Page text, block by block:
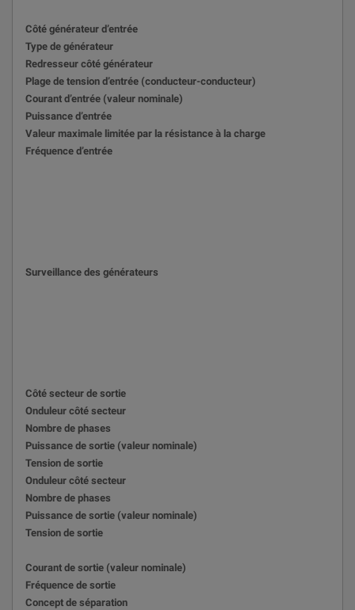
Côté générateur d’entrée
Type de générateur
Redresseur côté générateur
Plage de tension d’entrée (conducteur-conducteur)
Courant d’entrée (valeur nominale)
Puissance d’entrée
Valeur maximale limitée par la résistance à la charge
Fréquence d’entrée
Surveillance des générateurs
Côté secteur de sortie
Onduleur côté secteur
Nombre de phases
Puissance de sortie (valeur nominale)
Tension de sortie
Onduleur côté secteur
Nombre de phases
Puissance de sortie (valeur nominale)
Tension de sortie
Courant de sortie (valeur nominale)
Fréquence de sortie
Concept de séparation